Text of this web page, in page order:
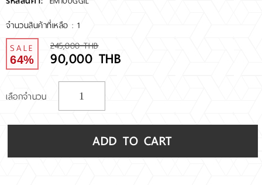
รีวิวลูกค้า
จำนวนสินค้าที่เหลือ : 1
SALE
64%
245,000 THB
90,000 THB
เลือกจำนวน
ADD TO CART